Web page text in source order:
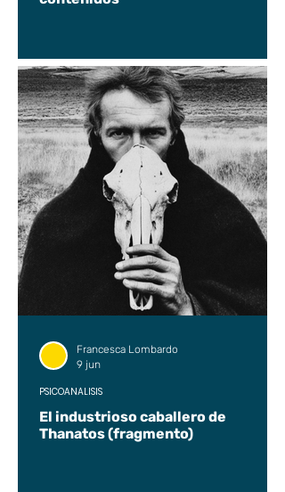
El industrioso caballero de
Thanatos (fragmento)
PSICOANÁLISIS
Francesca Lombardo
9 jun